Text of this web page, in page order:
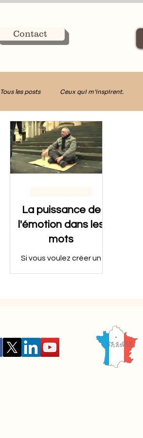
Contact
Tous les posts Ceux qui m'inspirent.
Décider avec Clarté
La puissance de
l'émotion dans les
mots
Si vous voulez créer un